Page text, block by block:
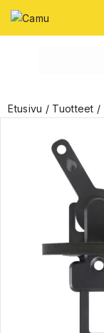
Etusivu / Tuotteet /